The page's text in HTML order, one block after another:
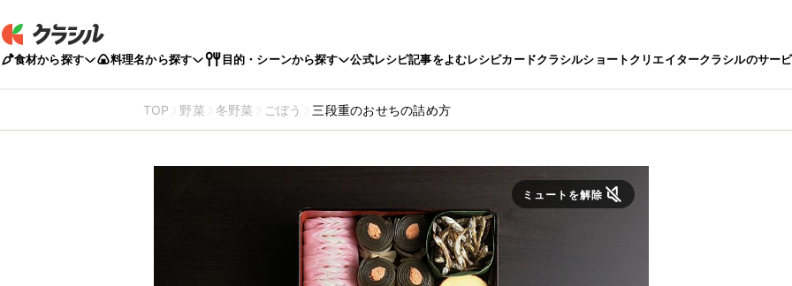
食材から探す 料理名から探す 目的・シーンから探す 公式レシピ記事をよむレシピカードクラシルショートクリエイタークラシルのサー
TOP 野菜 冬野菜 ごぼう 三段重のおせちの詰め方
ミュートを解除